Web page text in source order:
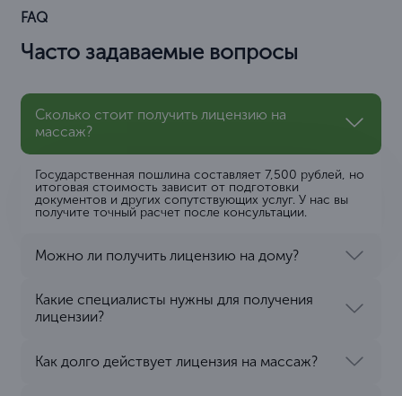
FAQ
Часто задаваемые вопросы
Сколько стоит получить лицензию на
массаж?
Государственная пошлина составляет 7,500 рублей, но
итоговая стоимость зависит от подготовки
документов и других сопутствующих услуг. У нас вы
получите точный расчет после консультации.
Можно ли получить лицензию на дому?
Какие специалисты нужны для получения
лицензии?
Как долго действует лицензия на массаж?